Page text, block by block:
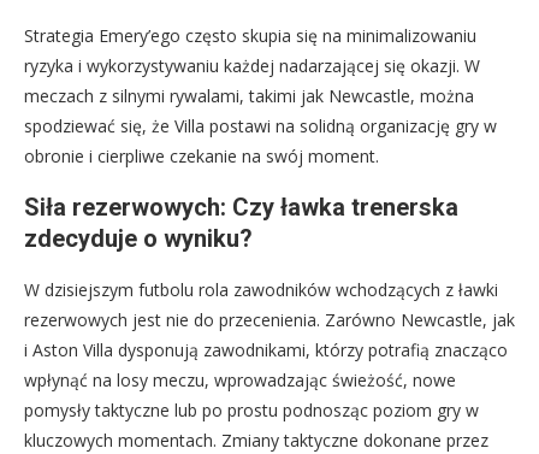
Strategia Emery’ego często skupia się na minimalizowaniu
ryzyka i wykorzystywaniu każdej nadarzającej się okazji. W
meczach z silnymi rywalami, takimi jak Newcastle, można
spodziewać się, że Villa postawi na solidną organizację gry w
obronie i cierpliwe czekanie na swój moment.
Siła rezerwowych: Czy ławka trenerska
zdecyduje o wyniku?
W dzisiejszym futbolu rola zawodników wchodzących z ławki
rezerwowych jest nie do przecenienia. Zarówno Newcastle, jak
i Aston Villa dysponują zawodnikami, którzy potrafią znacząco
wpłynąć na losy meczu, wprowadzając świeżość, nowe
pomysły taktyczne lub po prostu podnosząc poziom gry w
kluczowych momentach. Zmiany taktyczne dokonane przez